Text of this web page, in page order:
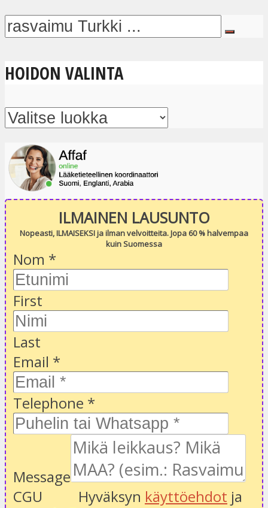
HOIDON VALINTA
ILMAINEN LAUSUNTO
Nopeasti, ILMAISEKSI ja ilman velvoitteita. Jopa 60 % halvempaa
kuin Suomessa
Nom *
First
Last
Email *
Telephone *
Message
CGU
Hyväksyn käyttöehdot ja